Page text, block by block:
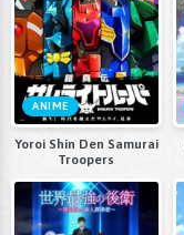
ANIME
Yoroi Shin Den Samurai
Troopers